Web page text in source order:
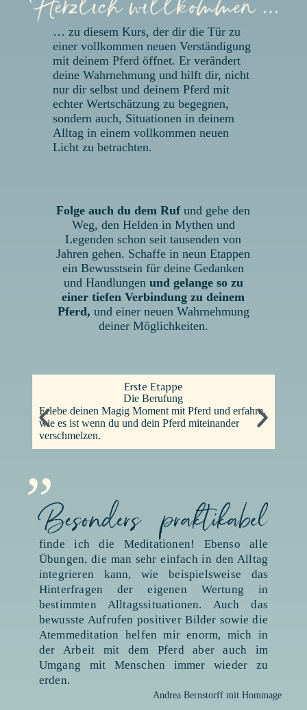
… zu diesem Kurs, der dir die Tür zu
einer vollkommen neuen Verständigung
mit deinem Pferd öffnet. Er verändert
deine Wahrnehmung und hilft dir, nicht
nur dir selbst und deinem Pferd mit
echter Wertschätzung zu begegnen,
sondern auch, Situationen in deinem
Alltag in einem vollkommen neuen
Licht zu betrachten.
Folge auch du dem Rufund gehe den
Weg, den Helden in Mythen und
Legenden schon seit tausenden von
Jahren gehen. Schaffe in neun Etappen
ein Bewusstsein für deine Gedanken
und Handlungen und gelange so zu
einer tiefen Verbindung zu deinem
Pferd, und einer neuen Wahrnehmung
deiner Möglichkeiten.
Erste Etappe
Die Berufung
Erlebe deinen Magig Moment mit Pferd und erfahre,
wie es ist wenn du und dein Pferd miteinander
verschmelzen.
„
Besonders praktikabel
finde ich die Meditationen! Ebenso alle
Übungen, die man sehr einfach in den Alltag
integrieren kann, wie beispielsweise das
Hinterfragen der eigenen Wertung in
bestimmten Alltagssituationen. Auch das
bewusste Aufrufen positiver Bilder sowie die
Atemmeditation helfen mir enorm, mich in
der Arbeit mit dem Pferd aber auch im
Umgang mit Menschen immer wieder zu
erden.
Andrea Bernstorff mit Hommage